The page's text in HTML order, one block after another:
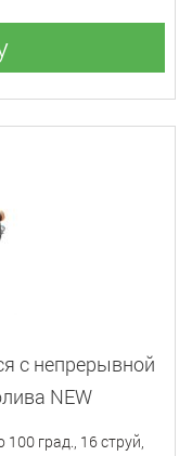
с непрерывной
NEW
град., 16 струй,